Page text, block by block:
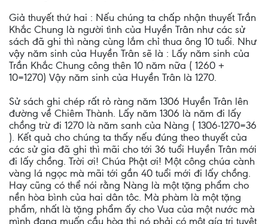
Giả thuyết thứ hai : Nếu chúng ta chấp nhận thuyết Trần
Khắc Chung là người tình của Huyền Trân như các sử
sách đã ghi thì nàng cùng lắm chỉ thua ông 10 tuổi. Như
vậy năm sinh của Huyền Trân sẽ là : Lấy năm sinh của
Trần Khắc Chung công thên 10 năm nữa ( 1260 +
10=1270) Vậy năm sinh của Huyền Trân là 1270.
Sử sách ghi chép rất rỏ ràng năm 1306 Huyền Trân lên
đường về Chiêm Thành. Lấy năm 1306 là năm đi lấy
chồng trừ đi 1270 là năm sanh của Nàng ( 1306-1270=36
). Kết quả cho chúng ta thấy nếu đúng theo thuyết của
các sử gia đã ghi thì mãi cho tới 36 tuổi Huyền Trân mới
đi lấy chồng. Trời ơi! Chúa Phật ơi! Một công chúa cành
vàng lá ngọc mà mãi tới gần 40 tuổi mới đi lấy chồng.
Hay cũng có thể nói rằng Nàng là một tặng phẩm cho
nền hòa bình của hai dân tôc. Mà phàm là một tặng
phẩm, nhất là tặng phẩm ấy cho Vua của một nước mà
mình đang muốn cầu hòa thi nó phải có một gía trị tuyệt